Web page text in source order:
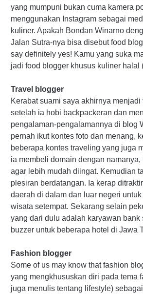
yang mumpuni bukan cuma kamera
menggunakan Instagram sebagai
kuliner. Apakah Bondan Winarno
Jalan Sutra-nya bisa disebut food
say definitely yes! Kamu yang suka
jadi food blogger khusus kuliner halal
Travel
blogger
Kerabat suami saya akhirnya
setelah ia hobi backpackeran dan
pengalaman-pengalamannya di blog
pernah ikut kontes foto dan menang,
beberapa kontes traveling yang juga
ia membeli domain dengan namanya,
agar lebih mudah diingat. Kemudian
plesiran berdatangan. Ia kerap
daerah di dalam dan luar negeri
wisata setempat. Sekarang selain
yang dari dulu adalah karyawan bank
buzzer untuk beberapa hotel di Jawa
Fashion blogger
Some of us may know that fashion
yang mengkhususkan diri pada tema
juga menulis tentang lifestyle)